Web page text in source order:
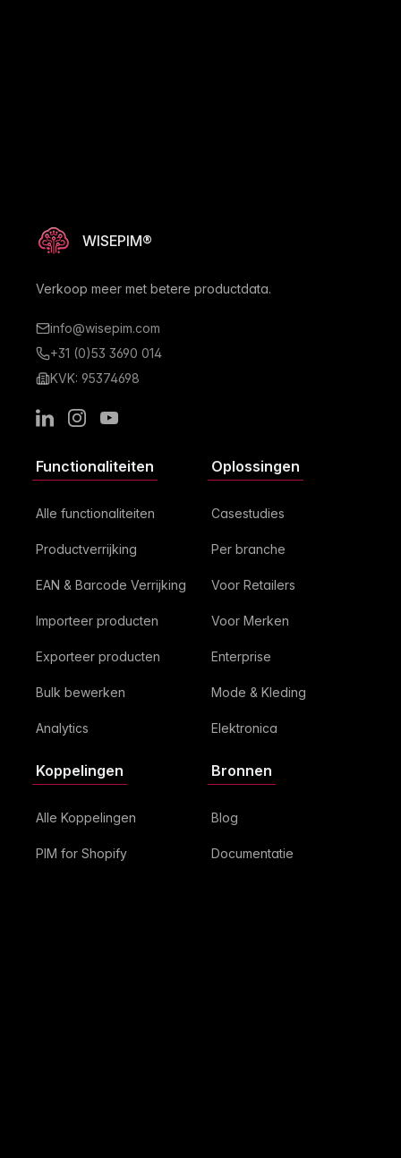
WISEPIM®
Verkoop meer met betere productdata.
info@wisepim.com
+31 (0)53 3690 014
KVK: 95374698
LinkedInInstagramYoutube
Functionaliteiten
Alle functionaliteiten
Productverrijking
EAN & Barcode Verrijking
Importeer producten
Exporteer producten
Bulk bewerken
Analytics
Oplossingen
Casestudies
Per branche
Voor Retailers
Voor Merken
Enterprise
Mode & Kleding
Elektronica
Koppelingen
Alle Koppelingen
PIM for Shopify
Bronnen
Blog
Documentatie